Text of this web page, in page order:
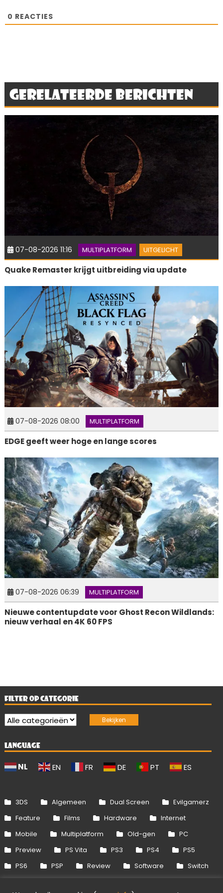
0 REACTIES
Gerelateerde berichten
07-08-2026 11:16 MULTIPLATFORM UITGELICHT
Quake Remaster krijgt uitbreiding via update
07-08-2026 08:00 MULTIPLATFORM
EDGE geeft weer hoge en lange scores
07-08-2026 06:39 MULTIPLATFORM
Nieuwe contentupdate voor Ghost Recon Wildlands:
nieuw verhaal en 4K 60 FPS
FILTER OP CATEGORIE
LANGUAGE
NL EN FR DE PT ES
3DS Algemeen Dual Screen
Evilgamerz
Feature
Films Hardware
Internet
Mobile
Multiplatform Old-gen
PC
Preview
PS Vita PS3 PS4
PS5
PS6
PSP Review Software
Switch